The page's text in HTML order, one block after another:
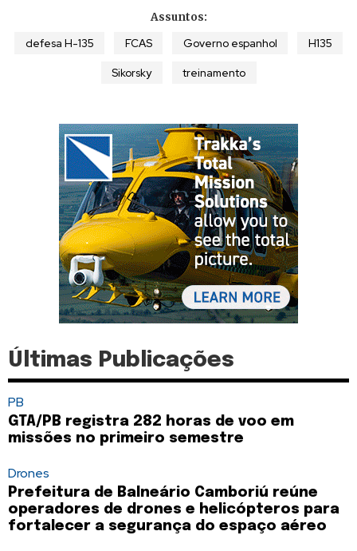
Assuntos:
defesa H-135 FCAS Governo espanhol H135
Sikorsky treinamento
Últimas Publicações
PB
GTA/PB registra 282 horas de voo em
missões no primeiro semestre
Drones
Prefeitura de Balneário Camboriú reúne
operadores de drones e helicópteros para
fortalecer a segurança do espaço aéreo